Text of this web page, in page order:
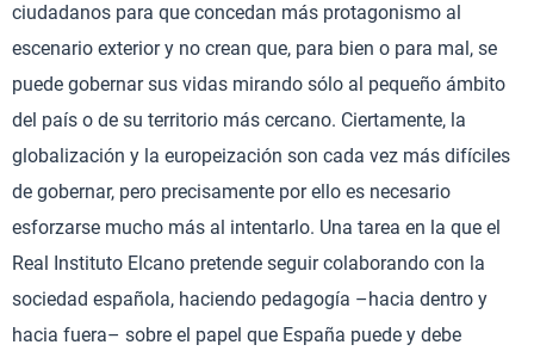
ciudadanos para que concedan más protagonismo al
escenario exterior y no crean que, para bien o para mal, se
puede gobernar sus vidas mirando sólo al pequeño ámbito
del país o de su territorio más cercano. Ciertamente, la
globalización y la europeización son cada vez más difíciles
de gobernar, pero precisamente por ello es necesario
esforzarse mucho más al intentarlo. Una tarea en la que el
Real Instituto Elcano pretende seguir colaborando con la
sociedad española, haciendo pedagogía –hacia dentro y
hacia fuera– sobre el papel que España puede y debe